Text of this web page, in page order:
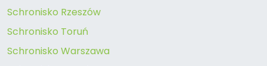
Schronisko Rzeszów
Schronisko Toruń
Schronisko Warszawa